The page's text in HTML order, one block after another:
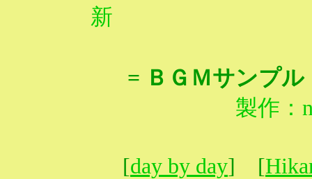
新
= ＢＧＭサンプル
製作：
[day by day] [